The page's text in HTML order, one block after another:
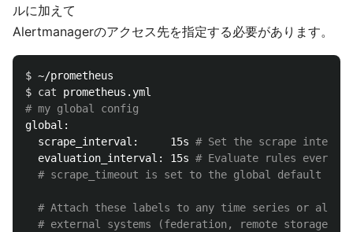
ルに加えて
Alertmanagerのアクセス先を指定する必要があります。
$
$ cat
# my global config
global:
  scrape_interval:     15s
# Set the scrape
  evaluation_interval: 15s
# Evaluate rules every
# scrape_timeout is set to the global default
# Attach these labels to any time series or alerts
# external systems (federation, remote storage,